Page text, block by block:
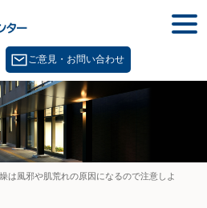
ご意見・お問い合わせ
は風邪や肌荒れの原因になるので注意しよ